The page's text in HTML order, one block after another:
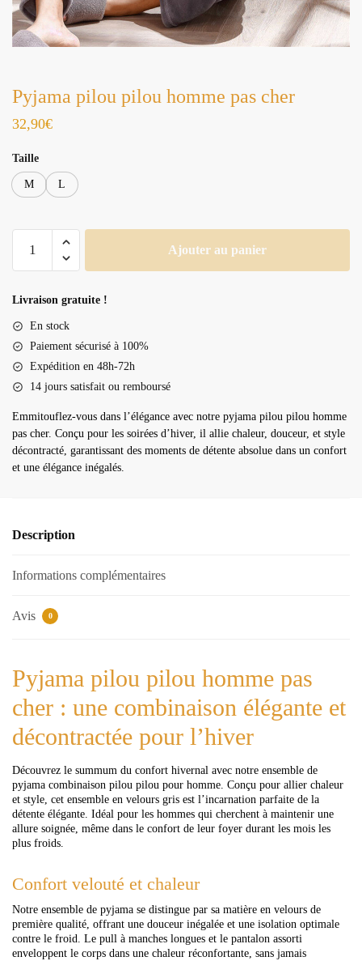
Pyjama pilou pilou homme pas cher
32,90€
Taille
M L
pilou
homme
pas
cher
Ajouter au panier
Livraison gratuite !
En stock
Paiement sécurisé à 100%
Expédition en 48h-72h
14 jours satisfait ou remboursé
Emmitouflez-vous dans l’élégance avec notre pyjama pilou pilou homme
pas cher. Conçu pour les soirées d’hiver, il allie chaleur, douceur, et style
décontracté, garantissant des moments de détente absolue dans un confort
et une élégance inégalés.
Description
Informations complémentaires
Avis 0
Pyjama pilou pilou homme pas
cher : une combinaison élégante et
décontractée pour l’hiver
Découvrez le summum du confort hivernal avec notre ensemble de
pyjama combinaison pilou pilou pour homme. Conçu pour allier chaleur
et style, cet ensemble en velours gris est l’incarnation parfaite de la
détente élégante. Idéal pour les hommes qui cherchent à maintenir une
allure soignée, même dans le confort de leur foyer durant les mois les
plus froids.
Confort velouté et chaleur
Notre ensemble de pyjama se distingue par sa matière en velours de
première qualité, offrant une douceur inégalée et une isolation optimale
contre le froid. Le pull à manches longues et le pantalon assorti
enveloppent le corps dans une chaleur réconfortante, sans jamais